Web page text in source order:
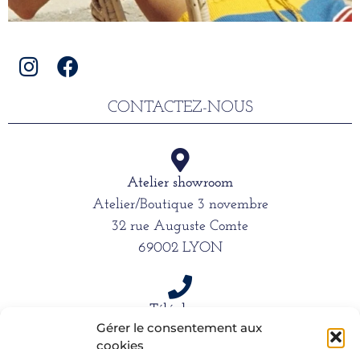
Gérer le consentement aux
cookies
CONTACTEZ-NOUS
Atelier showroom
Atelier/Boutique 3 novembre
32 rue Auguste Comte
69002 LYON
Téléphone
06 15 61 39 66